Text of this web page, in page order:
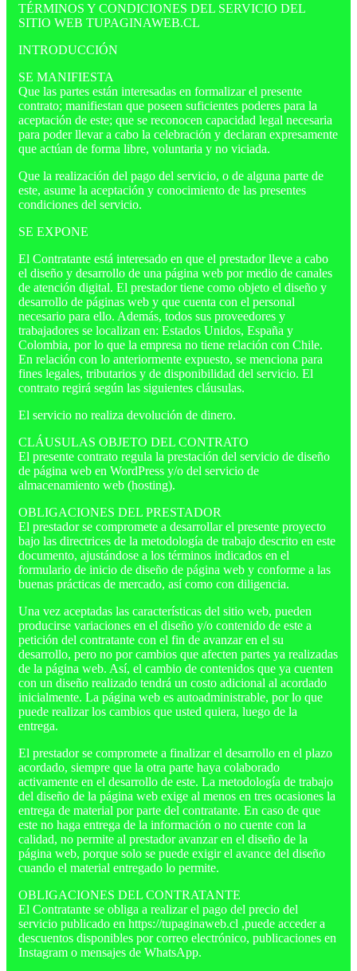
TÉRMINOS Y CONDICIONES DEL SERVICIO DEL
SITIO WEB TUPAGINAWEB.CL
INTRODUCCIÓN
SE MANIFIESTA
Que las partes están interesadas en formalizar el presente
contrato; manifiestan que poseen suficientes poderes para la
aceptación de este; que se reconocen capacidad legal necesaria
para poder llevar a cabo la celebración y declaran expresamente
que actúan de forma libre, voluntaria y no viciada.
Que la realización del pago del servicio, o de alguna parte de
este, asume la aceptación y conocimiento de las presentes
condiciones del servicio.
SE EXPONE
El Contratante está interesado en que el prestador lleve a cabo
el diseño y desarrollo de una página web por medio de canales
de atención digital. El prestador tiene como objeto el diseño y
desarrollo de páginas web y que cuenta con el personal
necesario para ello. Además, todos sus proveedores y
trabajadores se localizan en: Estados Unidos, España y
Colombia, por lo que la empresa no tiene relación con Chile.
En relación con lo anteriormente expuesto, se menciona para
fines legales, tributarios y de disponibilidad del servicio. El
contrato regirá según las siguientes cláusulas.
El servicio no realiza devolución de dinero.
CLÁUSULAS OBJETO DEL CONTRATO
El presente contrato regula la prestación del servicio de diseño
de página web en WordPress y/o del servicio de
almacenamiento web (hosting).
OBLIGACIONES DEL PRESTADOR
El prestador se compromete a desarrollar el presente proyecto
bajo las directrices de la metodología de trabajo descrito en este
documento, ajustándose a los términos indicados en el
formulario de inicio de diseño de página web y conforme a las
buenas prácticas de mercado, así como con diligencia.
Una vez aceptadas las características del sitio web, pueden
producirse variaciones en el diseño y/o contenido de este a
petición del contratante con el fin de avanzar en el su
desarrollo, pero no por cambios que afecten partes ya realizadas
de la página web. Así, el cambio de contenidos que ya cuenten
con un diseño realizado tendrá un costo adicional al acordado
inicialmente. La página web es autoadministrable, por lo que
puede realizar los cambios que usted quiera, luego de la
entrega.
El prestador se compromete a finalizar el desarrollo en el plazo
acordado, siempre que la otra parte haya colaborado
activamente en el desarrollo de este. La metodología de trabajo
del diseño de la página web exige al menos en tres ocasiones la
entrega de material por parte del contratante. En caso de que
este no haga entrega de la información o no cuente con la
calidad, no permite al prestador avanzar en el diseño de la
página web, porque solo se puede exigir el avance del diseño
cuando el material entregado lo permite.
OBLIGACIONES DEL CONTRATANTE
El Contratante se obliga a realizar el pago del precio del
servicio publicado en https://tupaginaweb.cl ,puede acceder a
descuentos disponibles por correo electrónico, publicaciones en
Instagram o mensajes de WhatsApp.